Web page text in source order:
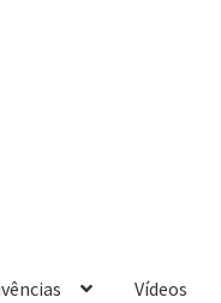
Vídeos